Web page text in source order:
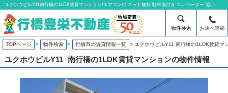
ユクホウビルY11南行橋の1LDK賃貸マンション!エアコン付 ネット無料 駐車場付き エレベーター 追い焚き | 有限会社行橋豊栄不動産
物件検索 お店へ連絡
TOPページ > 物件検索 > 行橋市の賃貸情報一覧 > ユクホウビルY11 南行橋の1LDK賃貸マ
ユクホウビルY11 南行橋の1LDK賃貸マンションの物件情報